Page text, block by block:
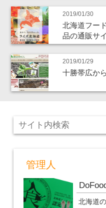
2019/01/30
北海道フー
品の通販サ
2019/01/29
十勝帯広か
管理人
北海道